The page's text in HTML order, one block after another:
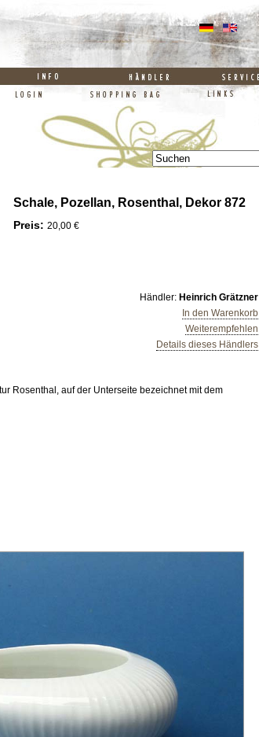
Schale, Pozellan, Rosenthal, Dekor 872
Preis: 20,00 €
Weiterempfehlen
In den Warenkorb
Händler: Heinrich Grätzner
Details dieses Händlers
Rosenthal, auf der Unterseite bezeichnet mit dem